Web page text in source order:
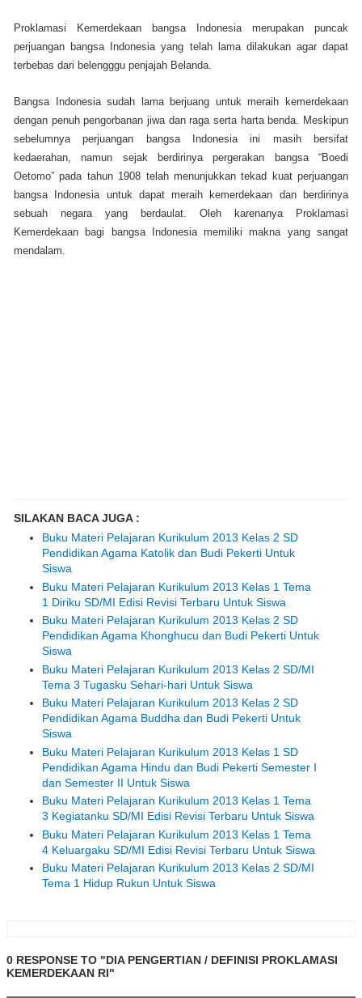
Proklamasi Kemerdekaan bangsa Indonesia merupakan puncak
perjuangan bangsa Indonesia yang telah lama dilakukan agar dapat
terbebas dari belengggu penjajah Belanda.
Bangsa Indonesia sudah lama berjuang untuk meraih kemerdekaan
dengan penuh pengorbanan jiwa dan raga serta harta benda. Meskipun
sebelumnya perjuangan bangsa Indonesia ini masih bersifat
kedaerahan, namun sejak berdirinya pergerakan bangsa “Boedi
Oetomo” pada tahun 1908 telah menunjukkan tekad kuat perjuangan
bangsa Indonesia untuk dapat meraih kemerdekaan dan berdirinya
sebuah negara yang berdaulat. Oleh karenanya Proklamasi
Kemerdekaan bagi bangsa Indonesia memiliki makna yang sangat
mendalam.
SILAKAN BACA JUGA :
Buku Materi Pelajaran Kurikulum 2013 Kelas 2 SD
Pendidikan Agama Katolik dan Budi Pekerti Untuk
Siswa
Buku Materi Pelajaran Kurikulum 2013 Kelas 1 Tema
1 Diriku SD/MI Edisi Revisi Terbaru Untuk Siswa
Buku Materi Pelajaran Kurikulum 2013 Kelas 2 SD
Pendidikan Agama Khonghucu dan Budi Pekerti Untuk
Siswa
Buku Materi Pelajaran Kurikulum 2013 Kelas 2 SD/MI
Tema 3 Tugasku Sehari-hari Untuk Siswa
Buku Materi Pelajaran Kurikulum 2013 Kelas 2 SD
Pendidikan Agama Buddha dan Budi Pekerti Untuk
Siswa
Buku Materi Pelajaran Kurikulum 2013 Kelas 1 SD
Pendidikan Agama Hindu dan Budi Pekerti Semester I
dan Semester II Untuk Siswa
Buku Materi Pelajaran Kurikulum 2013 Kelas 1 Tema
3 Kegiatanku SD/MI Edisi Revisi Terbaru Untuk Siswa
Buku Materi Pelajaran Kurikulum 2013 Kelas 1 Tema
4 Keluargaku SD/MI Edisi Revisi Terbaru Untuk Siswa
Buku Materi Pelajaran Kurikulum 2013 Kelas 2 SD/MI
Tema 1 Hidup Rukun Untuk Siswa
0 RESPONSE TO "DIA PENGERTIAN / DEFINISI PROKLAMASI
KEMERDEKAAN RI"